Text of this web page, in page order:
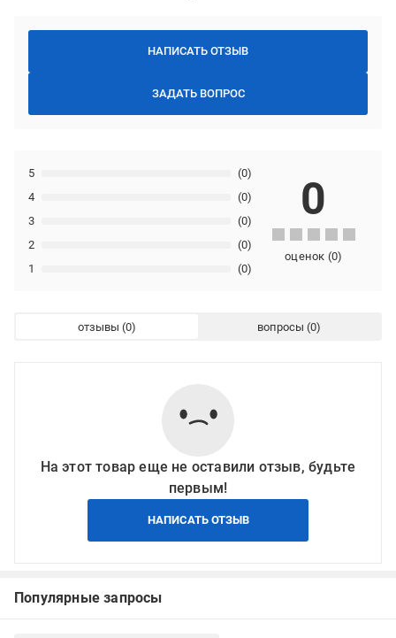
НАПИСАТЬ ОТЗЫВ
ЗАДАТЬ ВОПРОС
1 (0)
2 (0)
3 (0)
4 (0)
5 (0)
0
оценок (0)
отзывы вопросы
На этот товар еще не оставили отзыв, будьте
первым!
НАПИСАТЬ ОТЗЫВ
Популярные запросы